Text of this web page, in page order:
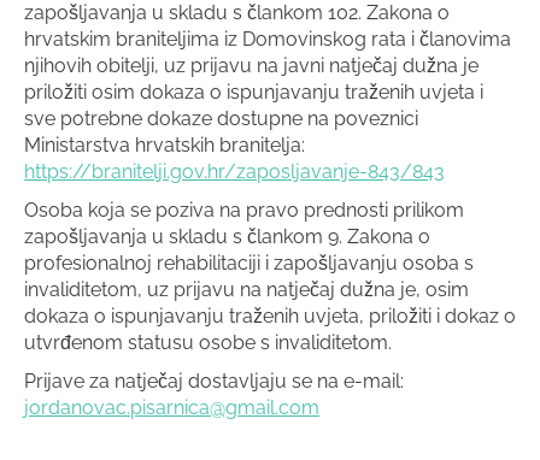
zapošljavanja u skladu s člankom 102. Zakona o
hrvatskim braniteljima iz Domovinskog rata i članovima
njihovih obitelji, uz prijavu na javni natječaj dužna je
priložiti osim dokaza o ispunjavanju traženih uvjeta i
sve potrebne dokaze dostupne na poveznici
Ministarstva hrvatskih branitelja:
https://branitelji.gov.hr/zaposljavanje-843/843
Osoba koja se poziva na pravo prednosti prilikom
zapošljavanja u skladu s člankom 9. Zakona o
profesionalnoj rehabilitaciji i zapošljavanju osoba s
invaliditetom, uz prijavu na natječaj dužna je, osim
dokaza o ispunjavanju traženih uvjeta, priložiti i dokaz o
utvrđenom statusu osobe s invaliditetom.
Prijave za natječaj dostavljaju se na e-mail:
jordanovac.pisarnica@gmail.com